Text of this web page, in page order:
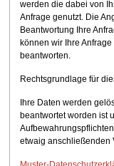
werden die dabei von
Anfrage genutzt. Die
Beantwortung Ihre
können wir Ihre
beantworten.
Rechtsgrundlage für
Ihre Daten werden
beantwortet worden ist
etwaig anschließenden